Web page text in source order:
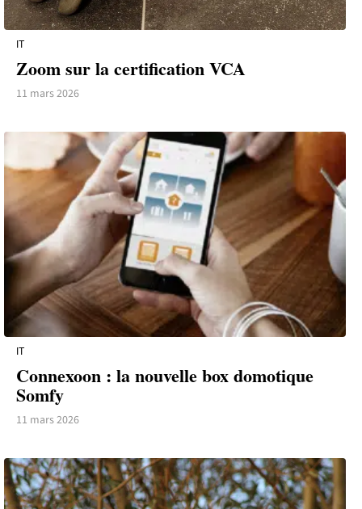
IT
Zoom sur la certification VCA
11 mars 2026
IT
Connexoon : la nouvelle box domotique
Somfy
11 mars 2026